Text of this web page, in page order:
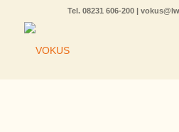
Tel. 08231 606-200 |